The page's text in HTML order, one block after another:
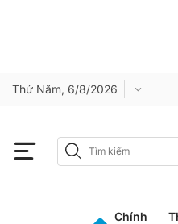
Thứ Năm, 6/8/2026
Chính